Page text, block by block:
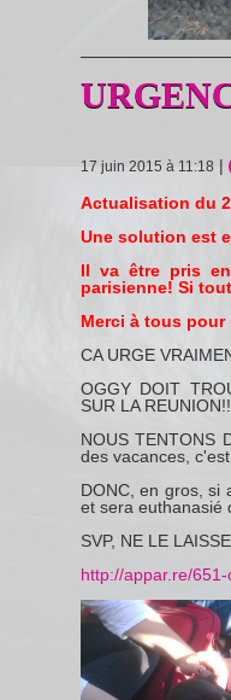
17 juin 2015 à 11:18 |
Actualisation du
Une solution est
Il va être pris
parisienne! Si
Merci à tous
CA URGE
OGGY DOIT
SUR LA REUNION!!
NOUS TENTONS
des vacances,
DONC, en gros, si
et sera euthanasié
SVP, NE LE
http://appar.re/651-